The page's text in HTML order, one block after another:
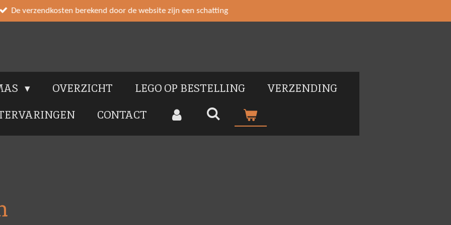
De verzendkosten berekend door de website zijn een schatting
OVERZICHT LEGO OP BESTELLING
VERZENDING
CONTACT